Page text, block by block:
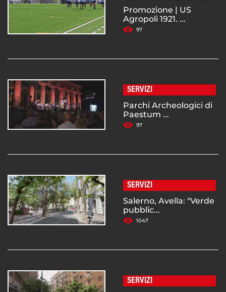
Promozione | US
Agropoli 1921. ...
97
SERVIZI
Parchi Archeologici di
Paestum ...
97
SERVIZI
Salerno, Avella: "Verde
pubblic...
1047
SERVIZI